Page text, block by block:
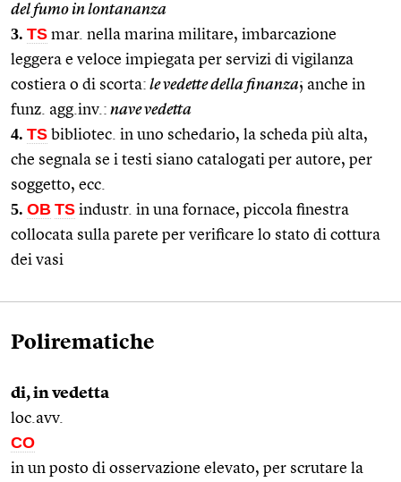
del fumo in lontananza
3. TS mar. nella marina militare, imbarcazione
leggera e veloce impiegata per servizi di vigilanza
costiera o di scorta: le vedette della finanza; anche in
funz. agg.inv.: nave vedetta
4. TS bibliotec. in uno schedario, la scheda più alta,
che segnala se i testi siano catalogati per autore, per
soggetto, ecc.
5. OB TS industr. in una fornace, piccola finestra
collocata sulla parete per verificare lo stato di cottura
dei vasi
Polirematiche
di, in vedetta
loc.avv.
CO
in un posto di osservazione elevato, per scrutare la